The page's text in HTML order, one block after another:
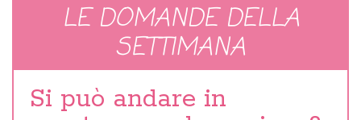
LE DOMANDE DELLA
SETTIMANA
Si può andare in